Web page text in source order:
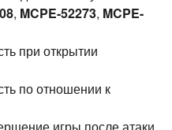
, MCPE-52273, MCPE-
при открытии
по отношении к
игры после атаки